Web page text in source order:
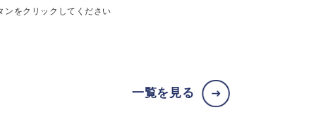
ン をクリックしてください
一覧を見る